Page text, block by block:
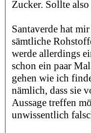
Zucker. Sollte
Santaverde hat
sämtliche
werde allerdings
schon ein paar
gehen wie ich
nämlich, dass sie
Aussage treffen
unwissentlich